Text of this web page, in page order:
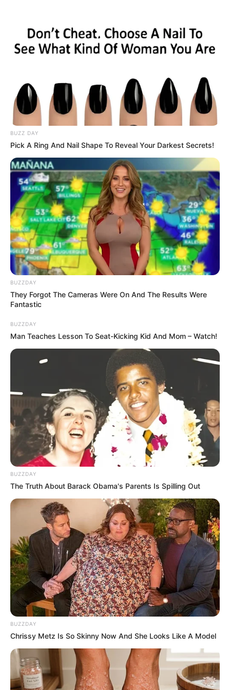
HOME
INSPIRASI
STYLE
FILM &
SERIES
NGAKAK
QUOTES
HYPE
MORE
DRAMA
Para Pemeran Catch The Ghost,
BUZZ DAY
Pick A Ring And Nail Shape To Reveal Your Darkest Secrets!
BUZZDAY
They Forgot The Cameras Were On And The Results Were
Fantastic
BUZZDAY
Man Teaches Lesson To Seat-Kicking Kid And Mom – Watch!
BUZZDAY
The Truth About Barack Obama's Parents Is Spilling Out
BUZZDAY
Chrissy Metz Is So Skinny Now And She Looks Like A Model